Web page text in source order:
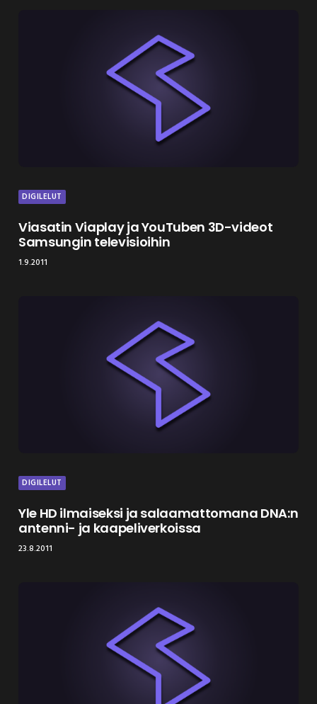
DIGILELUT
Viasatin Viaplay ja YouTuben 3D-videot
Samsungin televisioihin
1.9.2011
DIGILELUT
Yle HD ilmaiseksi ja salaamattomana DNA:n
antenni- ja kaapeliverkoissa
23.8.2011